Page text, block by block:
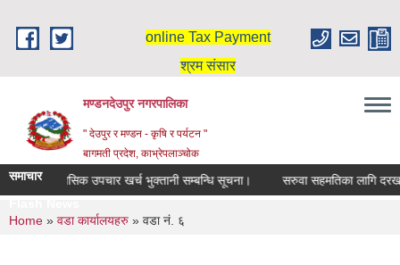
online Tax Payment
श्रम संसार
मण्डनदेउपुर नगरपालिका
" देउपुर र मण्डन - कृषि र पर्यटन "
बागमती प्रदेश, काभ्रेपलाञ्चोक
समाचार
दिर्घ रोगि मासिक उपचार खर्च भुक्तानी सम्बन्धि सूचना।
सरुवा सहमतिका लागि
You are here
Home » वडा कार्यालयहरु » वडा नं. ६